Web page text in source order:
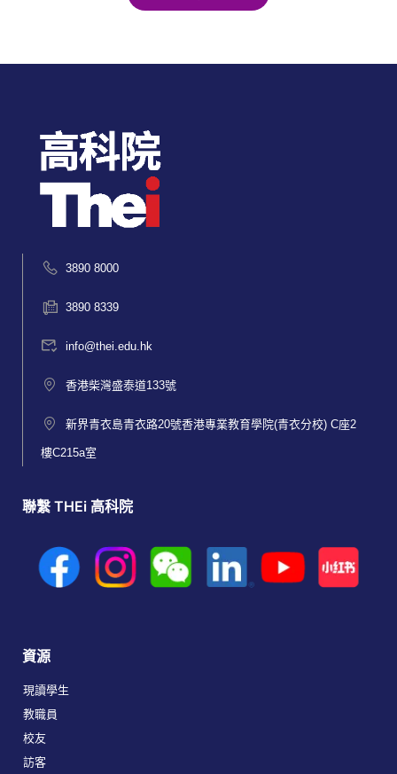
3890 8000
3890 8339
info@thei.edu.hk
香港柴灣盛泰道133號
新界青衣島青衣路20號香港專業教育學院(青衣分校) C座2
樓C215a室
聯繫 THEi 高科院
資源
現讀學生
教職員
校友
訪客